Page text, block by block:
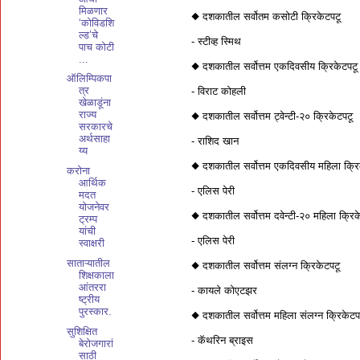
◆ दशकातील सर्वोतम कसोटी क्रिकेटपटू
- स्टीव्ह स्मिथ
◆ दशकातील सर्वोत्तम एकदिवसीय क्रिकेटपटू
- विराट कोहली
◆ दशकातील सर्वोत्तम ट्वेन्टी-२० क्रिकेटपटू
- राशिद खान
◆ दशकातील सर्वोत्तम एकदिवसीय महिला
- एलिस पेरी
◆ दशकातील सर्वोत्तम दवेन्टी-२० महिला
- एलिस पेरी
◆ दशकातील सर्वोत्तम संलग्न क्रिकेटपटू
- कायले कोएटझर
◆ दशकातील सर्वोत्तम महिला संलग्न
- कॅथरिन ब्राइस
मिळणार
‘कोविडशि
ल्ड’चे
पाच कोटी
ऑलिम्पिकपा
त्र
खेळाडूंना
राज्य
सरकारचे
अर्थसाहा
य्य
करोना
आर्थिक
मदत
योजनेवर
ट्रम्प
यांची
स्वाक्षरी
साताऱ्यातील
शिक्षकाला
आंतररा
ष्ट्रीय
पुरस्कार.
सुशिक्षित
बेरोजगारां
साठी